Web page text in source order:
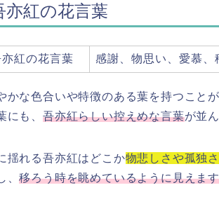
亦紅の花言葉
亦紅の花言葉 感謝、物思い、愛慕
かな色合いや特徴のある葉を持つこと
にも、 吾亦紅らしい控えめな言葉が並
揺れる吾亦紅はどこか物悲しさや孤独さ
、移ろう時を眺めているように見えます